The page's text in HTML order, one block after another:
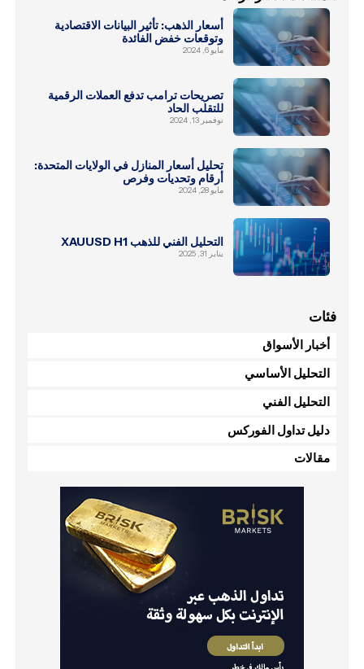
أسعار الذهب: تأثير البيانات الاقتصادية
وتوقعات خفض الفائدة
مايو 6, 2024
تصريحات ترامب تدفع العملات الرقمية
للتقلب الحاد
نوفمبر 13, 2024
تحليل أسعار المنازل في الولايات المتحدة:
أرقام وتحديات وفرص
مايو 28, 2024
التحليل الفني للذهب XAUUSD H1
يناير 31, 2025
فئات
أخبار الأسواق
التحليل الأساسي
التحليل الفني
دليل تداول الفوركس
مقالات